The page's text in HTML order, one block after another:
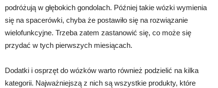
podróżują w głębokich gondolach. Później takie wózki wymienia
się na spacerówki, chyba że postawiło się na rozwiązanie
wielofunkcyjne. Trzeba zatem zastanowić się, co może się
przydać w tych pierwszych miesiącach.
Dodatki i osprzęt do wózków warto również podzielić na kilka
kategorii. Najważniejszą z nich są wszystkie produkty, które